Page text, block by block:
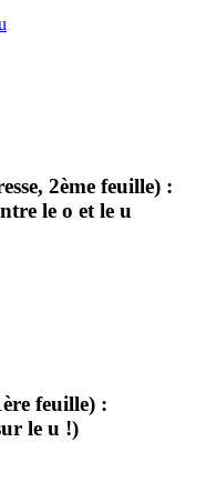
2ème feuille) :
le o et le u
feuille) :
le u !)